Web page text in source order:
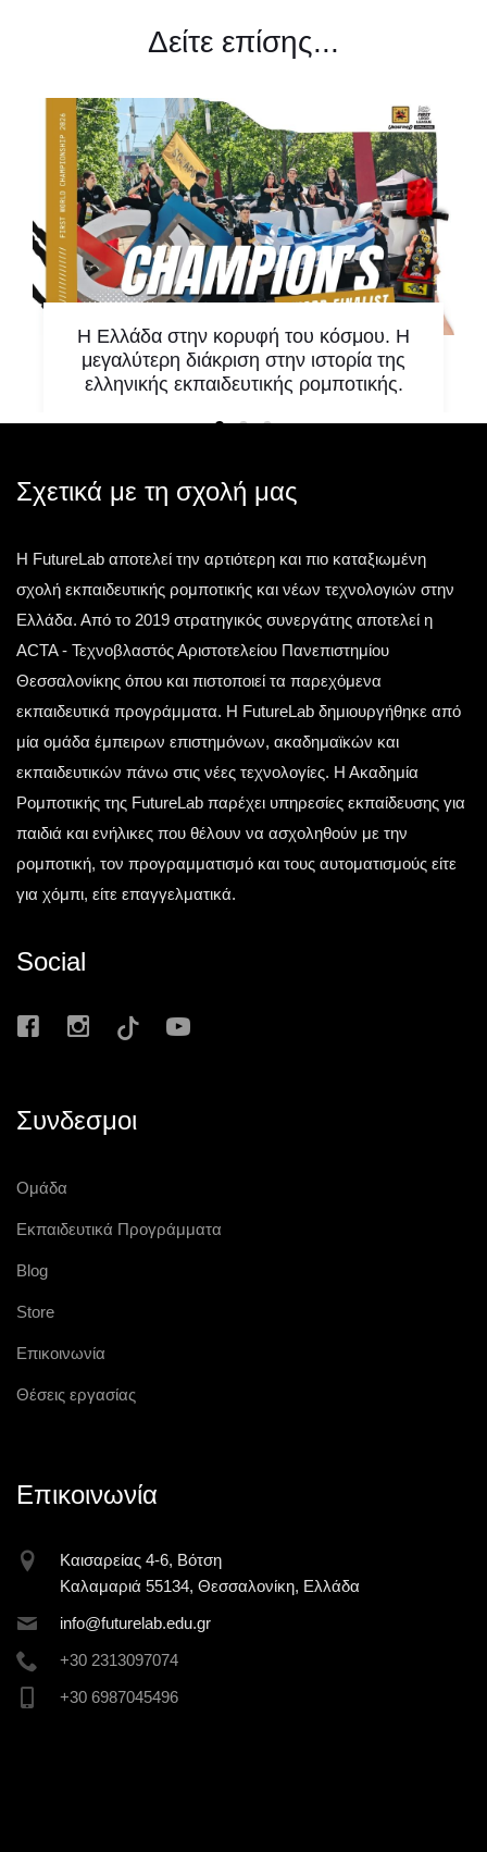
Δείτε επίσης...
Η Ελλάδα στην κορυφή του κόσμου. Η
μεγαλύτερη διάκριση στην ιστορία της
ελληνικής εκπαιδευτικής ρομποτικής.
Υπάρχουν στιγμές που δεν αποτελούν απλώς
αλλάζουν την ιστορία. Μία τέτοια στιγμή έζησε η
Σχετικά με τη σχολή μας
Η FutureLab αποτελεί την αρτιότερη και πιο καταξιωμένη
σχολή εκπαιδευτικής ρομποτικής και νέων τεχνολογιών στην
Ελλάδα. Από το 2019 στρατηγικός συνεργάτης αποτελεί η
ACTA - Τεχνοβλαστός Αριστοτελείου Πανεπιστημίου
Θεσσαλονίκης όπου και πιστοποιεί τα παρεχόμενα
εκπαιδευτικά προγράμματα. Η FutureLab δημιουργήθηκε από
μία ομάδα έμπειρων επιστημόνων, ακαδημαϊκών και
εκπαιδευτικών πάνω στις νέες τεχνολογίες. Η Ακαδημία
Ρομποτικής της FutureLab παρέχει υπηρεσίες εκπαίδευσης για
παιδιά και ενήλικες που θέλουν να ασχοληθούν με την
ρομποτική, τον προγραμματισμό και τους αυτοματισμούς είτε
για χόμπι, είτε επαγγελματικά.
Social
Συνδεσμοι
Ομάδα
Εκπαιδευτικά Προγράμματα
Blog
Store
Επικοινωνία
Θέσεις εργασίας
Επικοινωνία
Καισαρείας 4-6, Βότση
Καλαμαριά 55134, Θεσσαλονίκη, Ελλάδα
info@futurelab.edu.gr
+30 2313097074
+30 6987045496